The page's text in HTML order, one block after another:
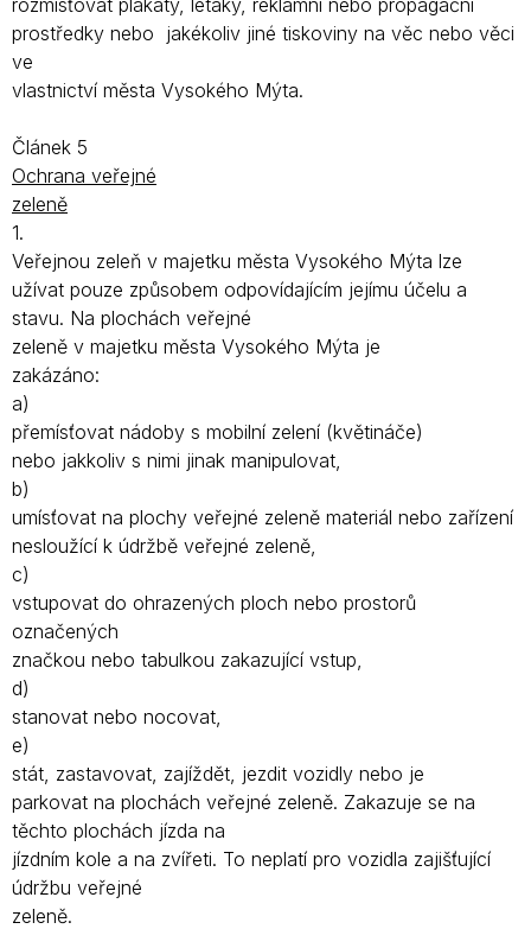
rozmísťovat plakáty, letáky, reklamní nebo propagační
prostředky nebo jakékoliv jiné tiskoviny na věc nebo věci
ve
vlastnictví města Vysokého Mýta.
Článek 5
Ochrana veřejné
zeleně
1.
Veřejnou zeleň v majetku města Vysokého Mýta lze
užívat pouze způsobem odpovídajícím jejímu účelu a
stavu. Na plochách veřejné
zeleně v majetku města Vysokého Mýta je
zakázáno:
a)
přemísťovat nádoby s mobilní zelení (květináče)
nebo jakkoliv s nimi jinak manipulovat,
b)
umísťovat na plochy veřejné zeleně materiál nebo zařízení
nesloužící k údržbě veřejné zeleně,
c)
vstupovat do ohrazených ploch nebo prostorů
označených
značkou nebo tabulkou zakazující vstup,
d)
stanovat nebo nocovat,
e)
stát, zastavovat, zajíždět, jezdit vozidly nebo je
parkovat na plochách veřejné zeleně. Zakazuje se na
těchto plochách jízda na
jízdním kole a na zvířeti. To neplatí pro vozidla zajišťující
údržbu veřejné
zeleně.